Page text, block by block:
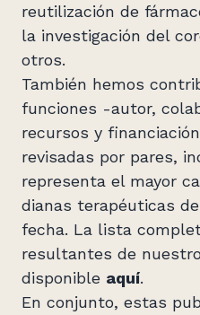
reutilización de
la investigación del
otros.
También hemos
funciones -autor,
recursos y
revisadas por pares,
representa el mayor
dianas terapéuticas
fecha. La lista
resultantes de
disponible aquí.
En conjunto, estas